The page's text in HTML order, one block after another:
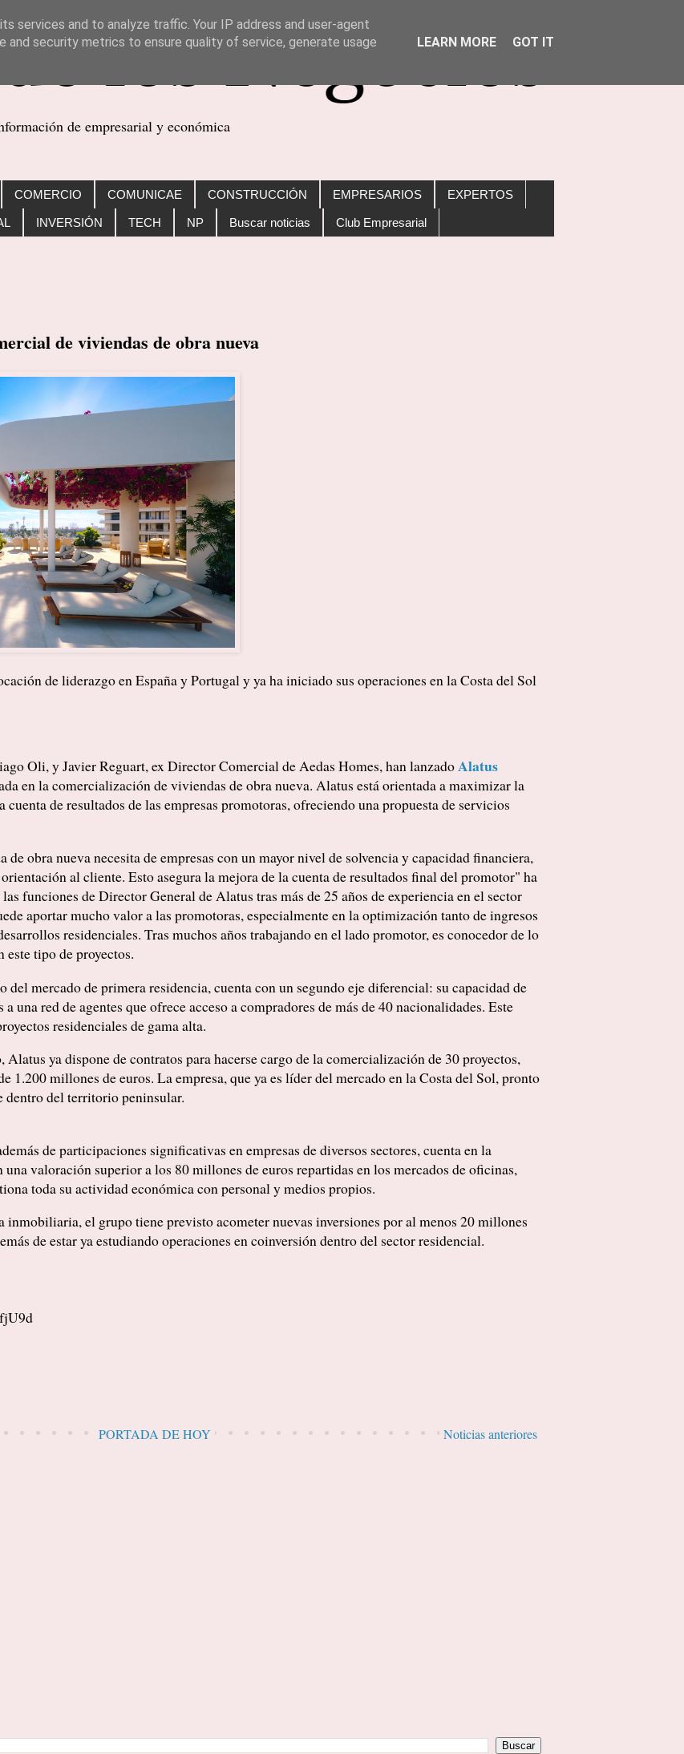
de empresarial y económica
COMERCIO COMUNICAE CONSTRUCCIÓN EMPRESARIOS EXPERTOS
INVERSIÓN TECH NP Buscar noticias Club Empresarial
de viviendas de obra nueva
de liderazgo en España y Portugal y ya ha iniciado sus operaciones en la Costa del Sol
Oli, y Javier Reguart, ex Director Comercial de Aedas Homes, han lanzadoAlatus
en la comercialización de viviendas de obra nueva. Alatus está orientada a maximizar la
de resultados de las empresas promotoras, ofreciendo una propuesta de servicios
obra nueva necesita de empresas con un mayor nivel de solvencia y capacidad financiera,
al cliente. Esto asegura la mejora de la cuenta de resultados final del promotor" ha
funciones de Director General de Alatus tras más de 25 años de experiencia en el sector
aportar mucho valor a las promotoras, especialmente en la optimización tanto de ingresos
residenciales. Tras muchos años trabajando en el lado promotor, es conocedor de lo
este tipo de proyectos.
mercado de primera residencia, cuenta con un segundo eje diferencial: su capacidad de
una red de agentes que ofrece acceso a compradores de más de 40 nacionalidades. Este
residenciales de gama alta.
Alatus ya dispone de contratos para hacerse cargo de la comercialización de 30 proyectos,
1.200 millones de euros. La empresa, que ya es líder del mercado en la Costa del Sol, pronto
dentro del territorio peninsular.
de participaciones significativas en empresas de diversos sectores, cuenta en la
valoración superior a los 80 millones de euros repartidas en los mercados de oficinas,
toda su actividad económica con personal y medios propios.
inmobiliaria, el grupo tiene previsto acometer nuevas inversiones por al menos 20 millones
de estar ya estudiando operaciones en coinversión dentro del sector residencial.
Noticias anteriores
PORTADA DE HOY
services and to analyze traffic. Your IP address and user-agent
and security metrics to ensure quality of service, generate usage
LEARN MORE GOT IT